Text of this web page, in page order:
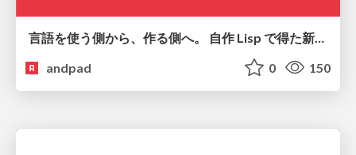
andpad
0 150